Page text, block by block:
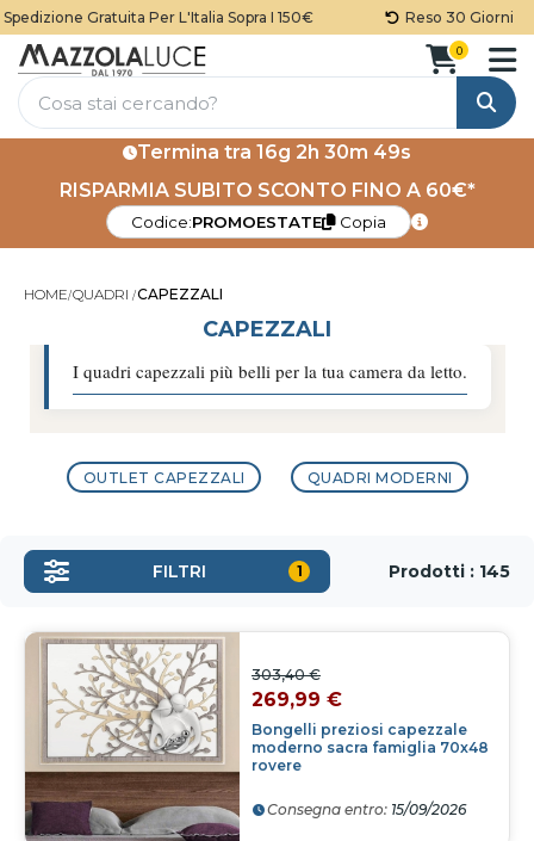
Gratuita Per L'Italia Sopra I 150€ Reso 30 Giorni
Cerca
0
Termina tra16g 2h 30m 47s
RISPARMIA SUBITO SCONTO FINO A 60€*
Codice:PROMOESTATE Copia
HOME QUADRI CAPEZZALI
CAPEZZALI
I quadri capezzali più belli per la tua camera da letto.
OUTLET CAPEZZALI QUADRI MODERNI
FILTRI 1 Prodotti : 145
Bongelli preziosi capezzale
moderno sacra famiglia 70x48
rovere
303,40 €
269,99 €
Consegna entro: 15/09/2026